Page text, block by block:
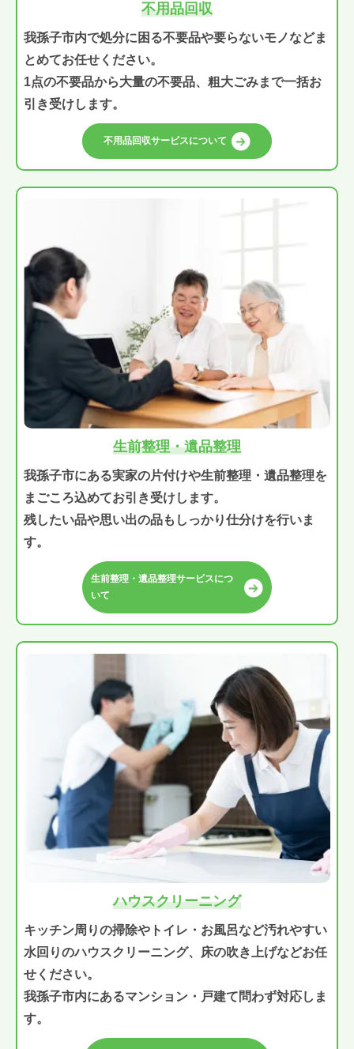
不用品回収
我孫子市内で処分に困る不要品や要らないモノなどま
とめてお任せください。
1点の不要品から大量の不要品、粗大ごみまで一括お
引き受けします。
不用品回収サービスについて
生前整理・遺品整理
我孫子市にある実家の片付けや生前整理・遺品整理を
まごころ込めてお引き受けします。
残したい品や思い出の品もしっかり仕分けを行いま
す。
生前整理・遺品整理サービスにつ
いて
ハウスクリーニング
キッチン周りの掃除やトイレ・お風呂など汚れやすい
水回りのハウスクリーニング、床の吹き上げなどお任
せください。
我孫子市内にあるマンション・戸建て問わず対応しま
す。